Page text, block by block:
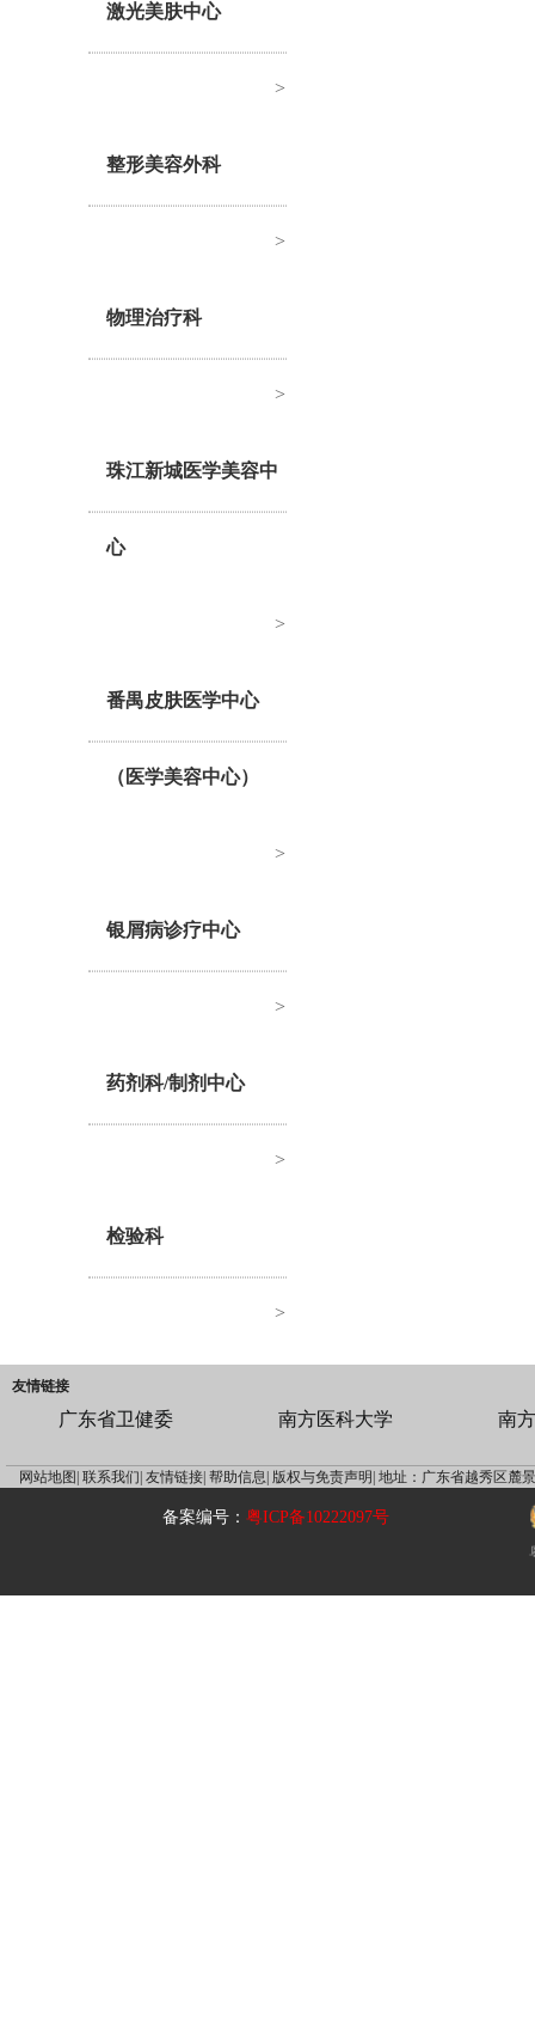
激光美肤中心
>
整形美容外科
>
物理治疗科
>
珠江新城医学美容中
心
>
番禺皮肤医学中心
（医学美容中心）
>
银屑病诊疗中心
>
药剂科/制剂中心
>
检验科
>
友情链接
广东省卫健委 南方医科大学 南
网站地图| 联系我们| 友情链接| 帮助信息| 版权与免责声明| 地址：广东省越秀区麓
备案编号：粤ICP备10222097号